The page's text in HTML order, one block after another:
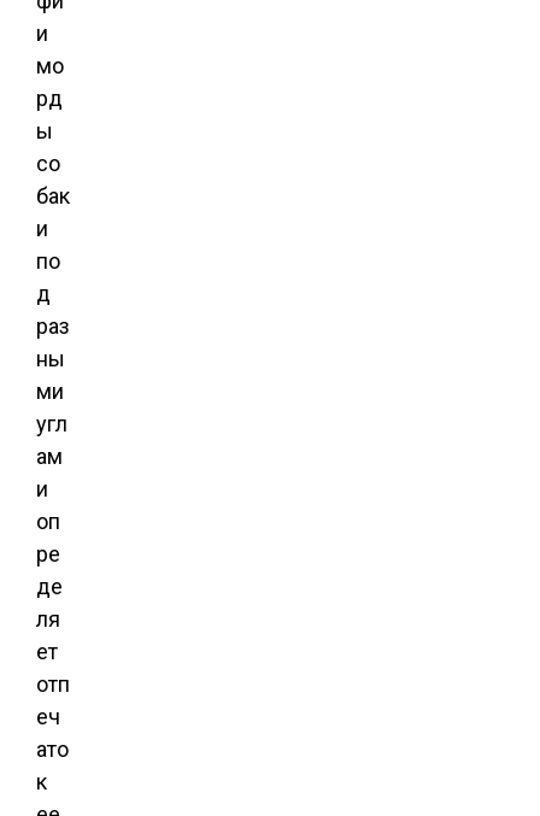
и
мо
рд
ы
со
бак
и
по
д
раз
ны
ми
угл
ам
и
оп
ре
де
ля
ет
отп
еч
ато
к